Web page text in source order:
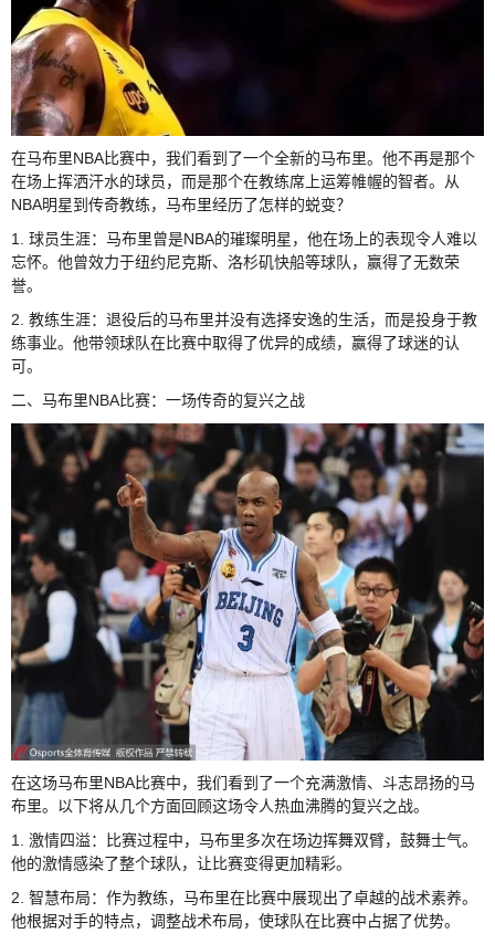
在马布里NBA比赛中，我们看到了一个全新的马布里。他不再是那个
在场上挥洒汗水的球员，而是那个在教练席上运筹帷幄的智者。从
NBA明星到传奇教练，马布里经历了怎样的蜕变？
1. 球员生涯：马布里曾是NBA的璀璨明星，他在场上的表现令人难以
忘怀。他曾效力于纽约尼克斯、洛杉矶快船等球队，赢得了无数荣
誉。
2. 教练生涯：退役后的马布里并没有选择安逸的生活，而是投身于教
练事业。他带领球队在比赛中取得了优异的成绩，赢得了球迷的认
可。
二、马布里NBA比赛：一场传奇的复兴之战
在这场马布里NBA比赛中，我们看到了一个充满激情、斗志昂扬的马
布里。以下将从几个方面回顾这场令人热血沸腾的复兴之战。
1. 激情四溢：比赛过程中，马布里多次在场边挥舞双臂，鼓舞士气。
他的激情感染了整个球队，让比赛变得更加精彩。
2. 智慧布局：作为教练，马布里在比赛中展现出了卓越的战术素养。
他根据对手的特点，调整战术布局，使球队在比赛中占据了优势。